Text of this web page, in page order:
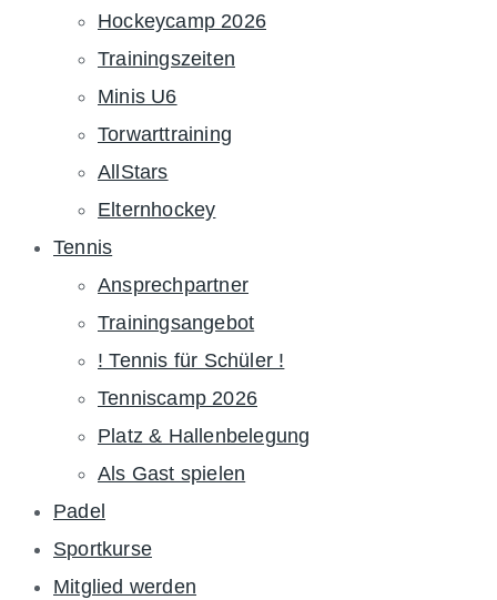
Hockeycamp 2026
Trainingszeiten
Minis U6
Torwarttraining
AllStars
Elternhockey
Tennis
Ansprechpartner
Trainingsangebot
! Tennis für Schüler !
Tenniscamp 2026
Platz & Hallenbelegung
Als Gast spielen
Padel
Sportkurse
Mitglied werden